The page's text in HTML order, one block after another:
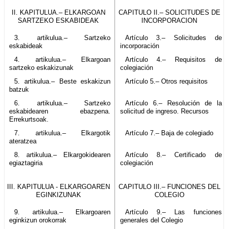
II. KAPITULUA.– ELKARGOAN
SARTZEKO ESKABIDEAK
CAPITULO II.– SOLICITUDES DE
INCORPORACION
3. artikulua.– Sartzeko
eskabideak
Artículo 3.– Solicitudes de
incorporación
4. artikulua.– Elkargoan
sartzeko eskakizunak
Artículo 4.– Requisitos de
colegiación
5. artikulua.– Beste eskakizun
batzuk
Artículo 5.– Otros requisitos
6. artikulua.– Sartzeko
eskabidearen ebazpena.
Errekurtsoak.
Artículo 6.– Resolución de la
solicitud de ingreso. Recursos
7. artikulua.– Elkargotik
ateratzea
Artículo 7.– Baja de colegiado
8. artikulua.– Elkargokidearen
egiaztagiria
Artículo 8.– Certificado de
colegiación
III. KAPITULUA - ELKARGOAREN
EGINKIZUNAK
CAPITULO III.– FUNCIONES DEL
COLEGIO
9. artikulua.– Elkargoaren
eginkizun orokorrak
Artículo 9.– Las funciones
generales del Colegio